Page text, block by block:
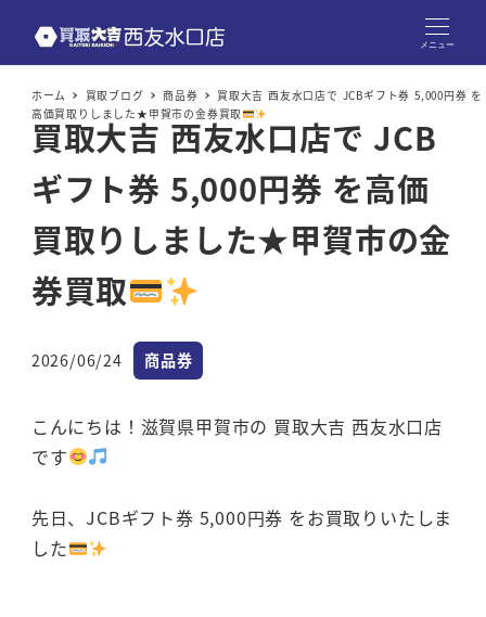
メニュー
ホーム 買取ブログ 商品券
買取大吉 西友水口店で JCBギフト券 5,000円券 を
高価買取りしました★甲賀市の金券買取
買取大吉 西友水口店で JCB
ギフト券 5,000円券 を高価
買取りしました★甲賀市の金
券買取
投稿日
2026/06/24 カテゴリー
商品券
こんにちは！滋賀県甲賀市の 買取大吉 西友水口店
です
先日、JCBギフト券 5,000円券 をお買取りいたしま
した